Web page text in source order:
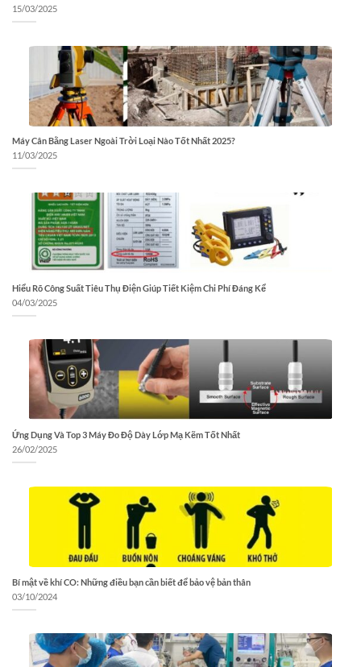
15/03/2025
Máy Cân Bằng Laser Ngoài Trời Loại Nào Tốt Nhất 2025?
11/03/2025
Hiểu Rõ Công Suất Tiêu Thụ Điện Giúp Tiết Kiệm Chi Phí Đáng Kể
04/03/2025
Ứng Dụng Và Top 3 Máy Đo Độ Dày Lớp Mạ Kẽm Tốt Nhất
26/02/2025
Bí mật về khí CO: Những điều bạn cần biết để bảo vệ bản thân
03/10/2024